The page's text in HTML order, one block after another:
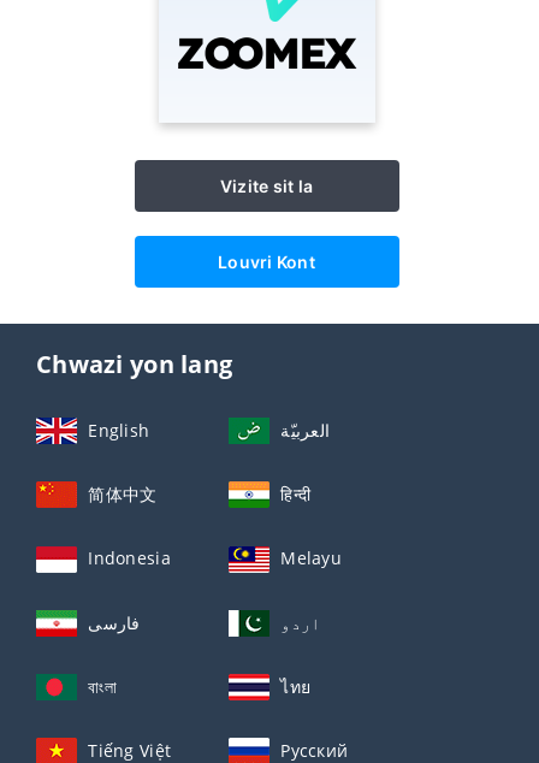
Vizite sit la
Louvri Kont
Chwazi yon lang
English العربيّة
简体中文 हिन्दी
Indonesia Melayu
فارسی اردو
বাংলা ไทย
Tiếng Việt Русский